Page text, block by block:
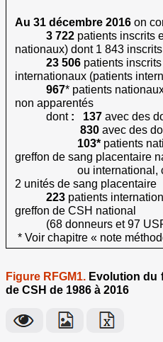
Au 31 décembre 2016on
3 722 patients inscrits
nationaux) dont 1 843
23 506 patients
internationaux (patients
967* patients
non apparentés
dont : 137 avec des
830 avec des
103* patients
greffon de sang placentaire
ou international,
2 unités de sang placentaire
223 patients
greffon de CSH national
(68 donneurs et 97
* Voir chapitre « note
Figure RFGM1. Evolution du
de CSH de 1986 à 2016